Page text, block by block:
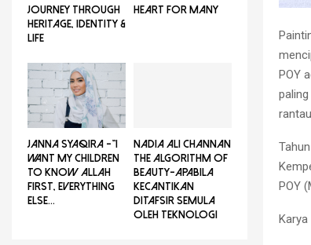
POY
POY
JOURNEY THROUGH
HERITAGE, IDENTITY &
LIFE
HEART FOR MANY
JANNA SYAQIRA -”I
WANT MY CHILDREN
TO KNOW ALLAH
FIRST, EVERYTHING
ELSE...
NADIA ALI CHANNAN
THE ALGORITHM OF
BEAUTY-Apabila
Kecantikan
Ditafsir Semula
Oleh Teknologi